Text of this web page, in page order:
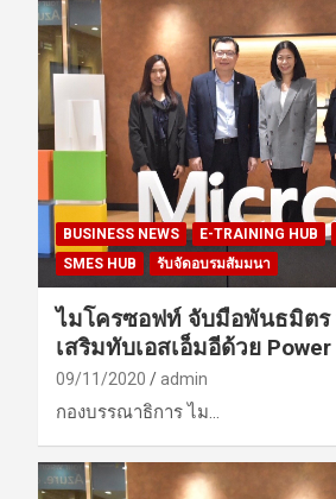
BUSINESS NEWS E-TRAINING HUB
SMES HUB
รับจัดอบรมสัมมนา
ไมโครซอฟท์ จับมือพันธมิต
เสริมทับเอสเอ็มอีด้วย Power
09/11/2020 admin
กองบรรณาธิการ ไม…